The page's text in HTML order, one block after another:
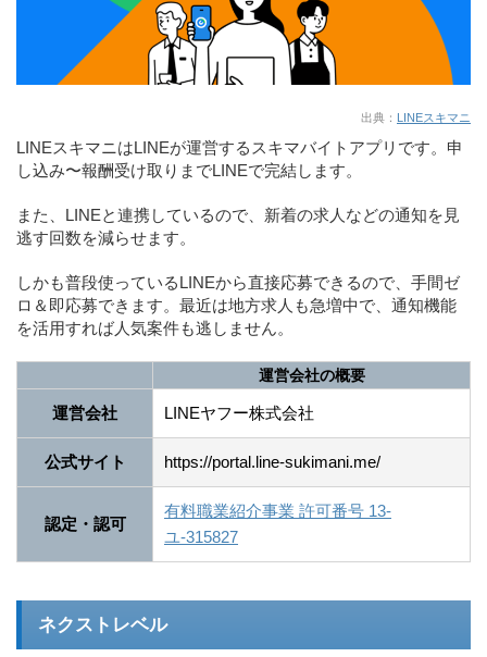
出典： LINEスキマニ
LINEスキマニはLINEが運営するスキマバイトアプリです。申
し込み〜報酬受け取りまでLINEで完結します。
また、LINEと連携しているので、新着の求人などの通知を見
逃す回数を減らせます。
しかも普段使っているLINEから直接応募できるので、手間ゼ
ロ＆即応募できます。最近は地方求人も急増中で、通知機能
を活用すれば人気案件も逃しません。
運営会社の概要
運営会社 LINEヤフー株式会社
公式サイト https://portal.line-sukimani.me/
認定・認可
有料職業紹介事業 許可番号 13-
ユ-315827
ネクストレベル